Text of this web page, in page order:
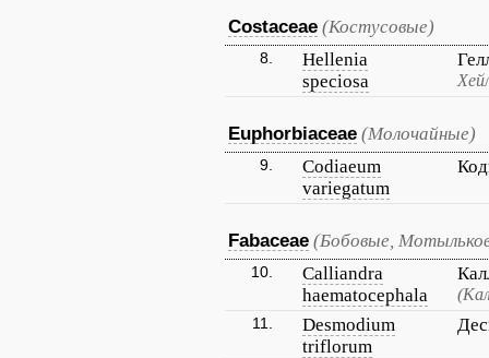
Costaceae (Костусовые)
8.
Hellenia
speciosa
Euphorbiaceae (Молочайные)
9.
Codiaeum
variegatum
Fabaceae (Бобовые,
10.
Calliandra
haematocephala
11.
Desmodium
triflorum